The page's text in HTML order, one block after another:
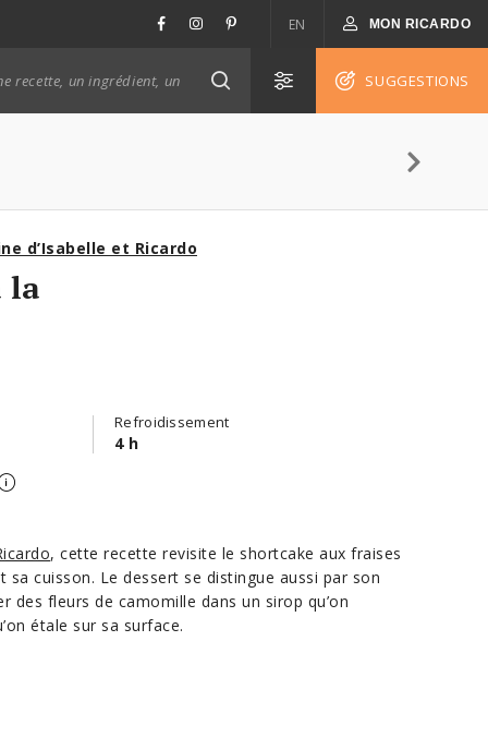
EN MON RICARDO
SUGGESTIONS
d’Isabelle et Ricardo
la
Refroidissement
4 h
, cette recette revisite le shortcake aux fraises
cuisson. Le dessert se distingue aussi par son
fleurs de camomille dans un sirop qu’on
étale sur sa surface.